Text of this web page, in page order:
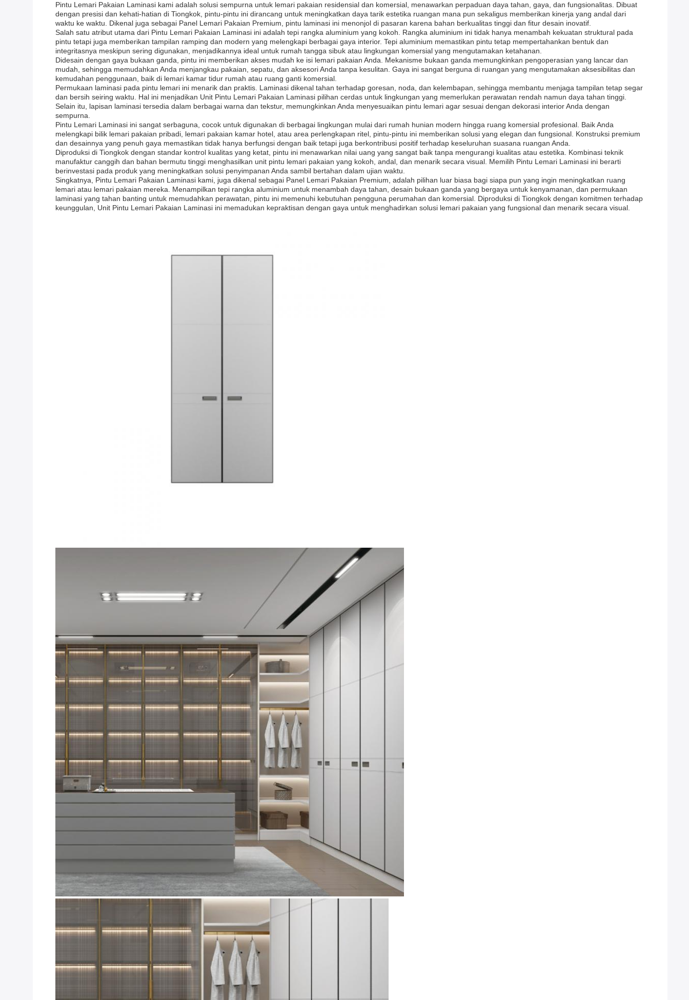
Pintu Lemari Pakaian Laminasi kami adalah solusi sempurna untuk lemari pakaian residensial dan komersial, menawarkan perpaduan daya tahan, gaya, dan fungsionalitas. Dibuat
dengan presisi dan kehati-hatian di Tiongkok, pintu-pintu ini dirancang untuk meningkatkan daya tarik estetika ruangan mana pun sekaligus memberikan kinerja yang andal dari
waktu ke waktu. Dikenal juga sebagai Panel Lemari Pakaian Premium, pintu laminasi ini menonjol di pasaran karena bahan berkualitas tinggi dan fitur desain inovatif.
Salah satu atribut utama dari Pintu Lemari Pakaian Laminasi ini adalah tepi rangka aluminium yang kokoh. Rangka aluminium ini tidak hanya menambah kekuatan struktural pada
pintu tetapi juga memberikan tampilan ramping dan modern yang melengkapi berbagai gaya interior. Tepi aluminium memastikan pintu tetap mempertahankan bentuk dan
integritasnya meskipun sering digunakan, menjadikannya ideal untuk rumah tangga sibuk atau lingkungan komersial yang mengutamakan ketahanan.
Didesain dengan gaya bukaan ganda, pintu ini memberikan akses mudah ke isi lemari pakaian Anda. Mekanisme bukaan ganda memungkinkan pengoperasian yang lancar dan
mudah, sehingga memudahkan Anda menjangkau pakaian, sepatu, dan aksesori Anda tanpa kesulitan. Gaya ini sangat berguna di ruangan yang mengutamakan aksesibilitas dan
kemudahan penggunaan, baik di lemari kamar tidur rumah atau ruang ganti komersial.
Permukaan laminasi pada pintu lemari ini menarik dan praktis. Laminasi dikenal tahan terhadap goresan, noda, dan kelembapan, sehingga membantu menjaga tampilan tetap segar
dan bersih seiring waktu. Hal ini menjadikan Unit Pintu Lemari Pakaian Laminasi pilihan cerdas untuk lingkungan yang memerlukan perawatan rendah namun daya tahan tinggi.
Selain itu, lapisan laminasi tersedia dalam berbagai warna dan tekstur, memungkinkan Anda menyesuaikan pintu lemari agar sesuai dengan dekorasi interior Anda dengan
sempurna.
Pintu Lemari Laminasi ini sangat serbaguna, cocok untuk digunakan di berbagai lingkungan mulai dari rumah hunian modern hingga ruang komersial profesional. Baik Anda
melengkapi bilik lemari pakaian pribadi, lemari pakaian kamar hotel, atau area perlengkapan ritel, pintu-pintu ini memberikan solusi yang elegan dan fungsional. Konstruksi premium
dan desainnya yang penuh gaya memastikan tidak hanya berfungsi dengan baik tetapi juga berkontribusi positif terhadap keseluruhan suasana ruangan Anda.
Diproduksi di Tiongkok dengan standar kontrol kualitas yang ketat, pintu ini menawarkan nilai uang yang sangat baik tanpa mengurangi kualitas atau estetika. Kombinasi teknik
manufaktur canggih dan bahan bermutu tinggi menghasilkan unit pintu lemari pakaian yang kokoh, andal, dan menarik secara visual. Memilih Pintu Lemari Laminasi ini berarti
berinvestasi pada produk yang meningkatkan solusi penyimpanan Anda sambil bertahan dalam ujian waktu.
Singkatnya, Pintu Lemari Pakaian Laminasi kami, juga dikenal sebagai Panel Lemari Pakaian Premium, adalah pilihan luar biasa bagi siapa pun yang ingin meningkatkan ruang
lemari atau lemari pakaian mereka. Menampilkan tepi rangka aluminium untuk menambah daya tahan, desain bukaan ganda yang bergaya untuk kenyamanan, dan permukaan
laminasi yang tahan banting untuk memudahkan perawatan, pintu ini memenuhi kebutuhan pengguna perumahan dan komersial. Diproduksi di Tiongkok dengan komitmen terhadap
keunggulan, Unit Pintu Lemari Pakaian Laminasi ini memadukan kepraktisan dengan gaya untuk menghadirkan solusi lemari pakaian yang fungsional dan menarik secara visual.